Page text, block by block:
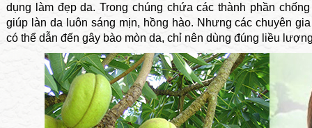
dụng làm đẹp da. Trong chúng chứa các thành phần
giúp làn da luôn sáng mịn, hồng hào. Nhưng các chuyên
có thể dẫn đến gây bào mòn da, chỉ nên dùng đúng liều